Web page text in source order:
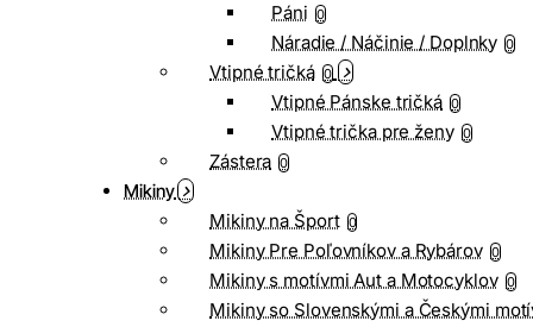
Páni 0
Náradie / Náčinie / Doplnky 0
Vtipné tričká 0
Vtipné Pánske tričká 0
Vtipné trička pre ženy 0
Zástera 0
Mikiny
Mikiny na Šport 0
Mikiny Pre Poľovníkov a Rybárov 0
Mikiny s motívmi Aut a Motocyklov 0
Mikiny so Slovenskými a Českými